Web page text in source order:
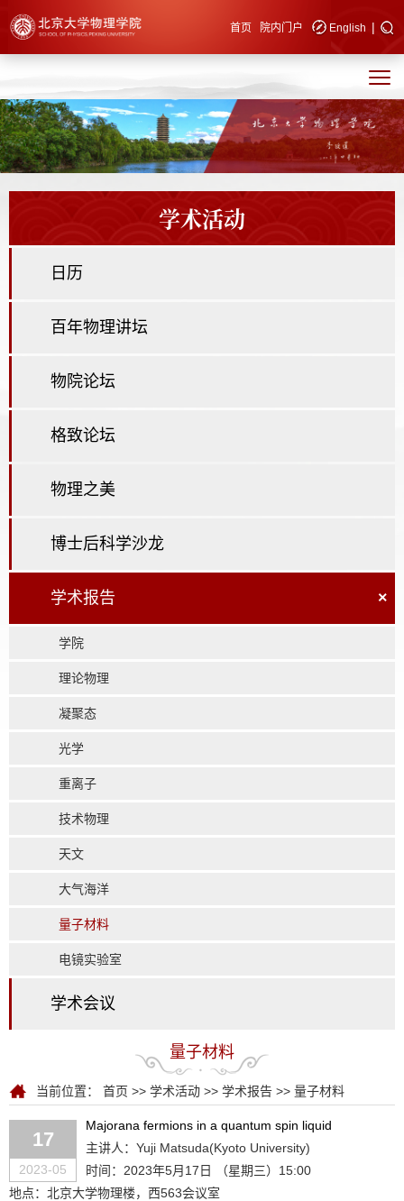
快速导航 首页 院内门户 English |
学术活动
日历
百年物理讲坛
物院论坛
格致论坛
物理之美
博士后科学沙龙
学术报告 ×
学院
理论物理
凝聚态
光学
重离子
技术物理
天文
大气海洋
量子材料
电镜实验室
学术会议
量子材料
当前位置： 首页 >> 学术活动 >> 学术报告 >> 量子材料
17
2023-05
Majorana fermions in a quantum spin liquid
主讲人：Yuji Matsuda(Kyoto University)
时间：2023年5月17日 （星期三）15:00
地点：北京大学物理楼，西563会议室